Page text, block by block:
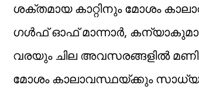
ശക്തമായ കാറ്റിനും മോശം
ഗൾഫ് ഓഫ് മാന്നാർ, കന്യാകുമാരി
വരയും ചില അവസരങ്ങളിൽ
മോശം കാലാവസ്ഥയ്ക്കും